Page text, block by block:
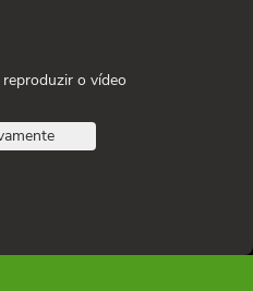
o vídeo